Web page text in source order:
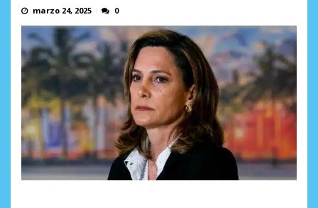
marzo 24, 2025 0